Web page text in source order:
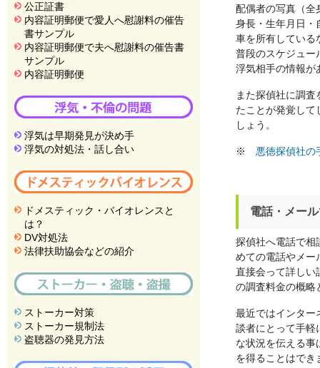
公正証書
内容証明郵便で愛人へ慰謝料の催告
書サンプル
内容証明郵便で夫へ慰謝料の催告書
サンプル
内容証明郵便
浮気は早期発見が決め手
浮気の対処法・話し合い
ドメスティック・バイオレンスと
は？
DV対処法
法律扶助協会などの紹介
ストーカー対策
ストーカー規制法
盗聴器の発見方法
配偶者の写真（全
身長・生年月日・
車を所有している
普段のスケジュー
浮気相手の情報が
また探偵社に調
たことが発覚して
しょう。
※ 悪徳探偵社の
電話・メー
探偵社へ電話で相
めての電話やメー
直接会って詳しい
の調査料金の概略
最近ではインター
談者にとって手軽
な状況を伝える事
を得ることはでき